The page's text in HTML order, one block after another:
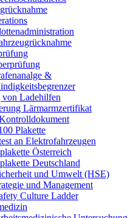
&
von Ladehilfen
Lärmarmzertifikat
Plakette
an Elektrofahrzeugen
Österreich
Deutschland
und Umwelt (HSE)
und Management
Culture Ladder